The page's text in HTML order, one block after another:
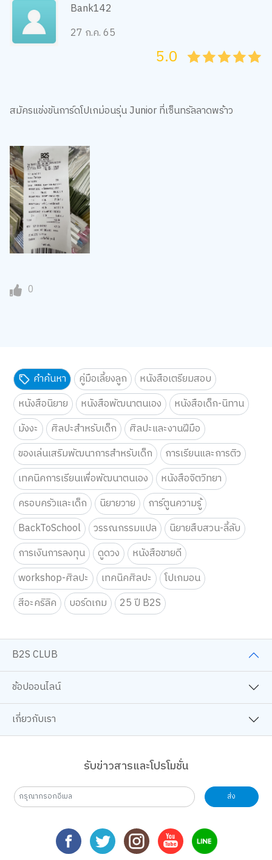
Bank142
27 ก.ค. 65
45
4
35
3
25
2
15
1
05
5.0
สมัครแข่งขันการ์ดโปเกม่อนรุ่น Junior ที่เซ็นทรัลลาดพร้าว
0
คำค้นหา คู่มือเลี้ยงลูก
หนังสือเตรียมสอบ
หนังสือนิยาย
หนังสือพัฒนาตนเอง
หนังสือเด็ก-นิทาน
มังงะ
ศิลปะสำหรับเด็ก
ศิลปะและงานฝีมือ
ของเล่นเสริมพัฒนาการสำหรับเด็ก
การเรียนและการติว
เทคนิคการเรียนเพื่อพัฒนาตนเอง
หนังสือจิตวิทยา
ครอบครัวและเด็ก
นิยายวาย
การ์ตูนความรู้
BackToSchool
วรรณกรรมแปล
นิยายสืบสวน-ลี้ลับ
การเงินการลงทุน
ดูดวง
หนังสือขายดี
workshop-ศิลปะ
เทคนิคศิลปะ
โปเกมอน
สีอะคริลิค
บอร์ดเกม 25 ปี B2S
B2S CLUB
ช้อปออนไลน์
เกี่ยวกับเรา
รับข่าวสารและโปรโมชั่น
ส่ง